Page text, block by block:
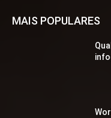
MAIS POPULARES